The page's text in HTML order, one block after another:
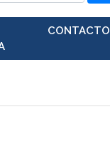
CONTACTO